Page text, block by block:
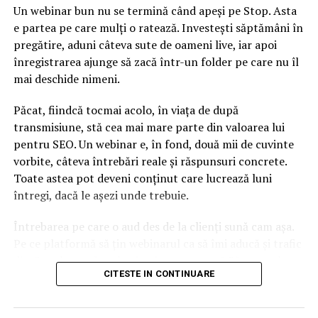
Covid și a eliminat penalizările și dobânzile pentru
impozitele si taxele achitate cu întârziere până la finalul
anului 2020 pentru a reduce povara asupra
întreprinderilor. Guvernul a pus la dispoziție și finanțare
pentru schema de șomaj tehnic în valoare de 75% din
suplimentare ale acestor măsuri au generat un impact
asupra finanțelor publice din întreaga lume.
Specialiștii UHY spun că rămâne de văzut dacă România
va crește în cele din urmă taxele pentru a compensa
veniturile pierdute în timpul pandemiei, așa cum au
recent contribuțiile la sistemul de asigurări național,
Un webinar bun nu se termină când apeși pe Stop. Asta
e partea pe care mulți o ratează. Investești săptămâni în
pregătire, aduni câteva sute de oameni live, iar apoi
înregistrarea ajunge să zacă într-un folder pe care nu îl
mai deschide nimeni.
Păcat, fiindcă tocmai acolo, în viața de după
transmisiune, stă cea mai mare parte din valoarea lui
pentru SEO. Un webinar e, în fond, două mii de cuvinte
vorbite, câteva întrebări reale și răspunsuri concrete.
Toate astea pot deveni conținut care lucrează luni
întregi, dacă le așezi unde trebuie.
Întrebarea pe care o aud des de la clienți sună cam așa.
din Google, nu doar lead-uri pe moment? Răspunsul
scurt e că platforma contează, dar nu în felul în care
CITESTE IN CONTINUARE